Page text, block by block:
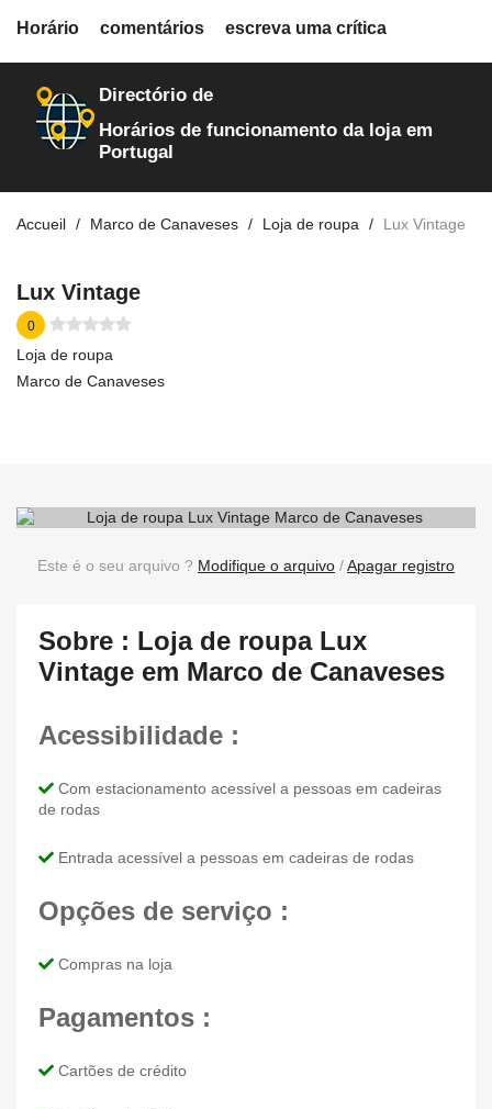
loja-de-roupa
Directório de
Horários de funcionamento da loja em
Portugal
Accueil Marco de Canaveses Loja de roupa Lux Vintage
Lux Vintage
0
Loja de roupa
Marco de Canaveses
Horário comentários escreva uma crítica
Este é o seu arquivo ? Modifique o arquivo /Apagar registro
Sobre : Loja de roupa Lux
Vintage em Marco de Canaveses
Acessibilidade :
Com estacionamento acessível a pessoas em cadeiras
de rodas
Entrada acessível a pessoas em cadeiras de rodas
Opções de serviço :
Compras na loja
Pagamentos :
Cartões de crédito